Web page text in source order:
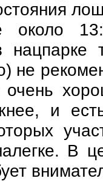
около
нацпарке
не
и
В